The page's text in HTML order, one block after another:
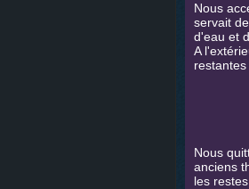
Nous
servait
d'eau et
A
restantes
Nous
anciens
les